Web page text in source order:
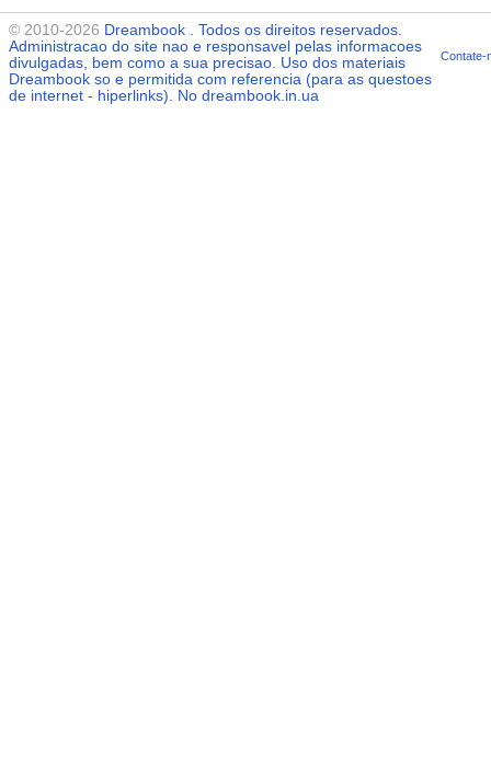
© 2010-2026 Dreambook . Todos os direitos reservados.
Administracao do site nao e responsavel pelas informacoes
divulgadas, bem como a sua precisao. Uso dos materiais
Dreambook so e permitida com referencia (para as questoes
de internet - hiperlinks). No dreambook.in.ua
Contate-